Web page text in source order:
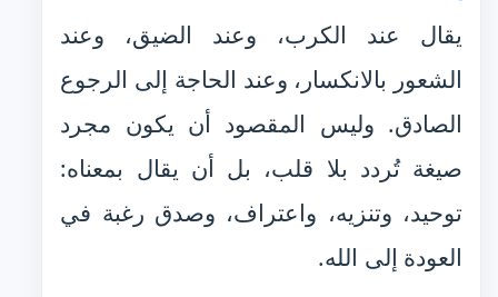
يقال عند الكرب، وعند الضيق، وعند
الشعور بالانكسار، وعند الحاجة إلى الرجوع
الصادق. وليس المقصود أن يكون مجرد
صيغة تُردد بلا قلب، بل أن يقال بمعناه:
توحيد، وتنزيه، واعتراف، وصدق رغبة في
العودة إلى الله.